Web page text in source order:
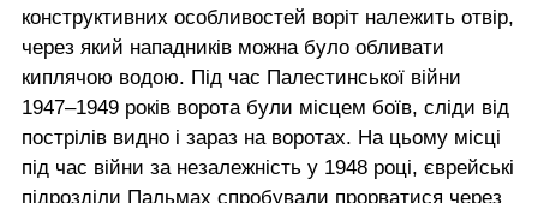
конструктивних особливостей воріт належить отвір,
через який нападників можна було обливати
киплячою водою. Під час Палестинської війни
1947–1949 років ворота були місцем боїв, сліди від
пострілів видно і зараз на воротах. На цьому місці
під час війни за незалежність у 1948 році, єврейські
підрозділи Пальмах спробували прорватися через